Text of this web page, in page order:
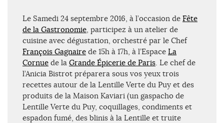
Le Samedi 24 septembre 2016, à l’occasion de Fête
de la Gastronomie , participez à un atelier de
cuisine avec dégustation, orchestré par le Chef
François Gagnaire de 15h à 17h, à l’Espace La
Cornue de la Grande Épicerie de Paris . Le chef de
l’Anicia Bistrot préparera sous vos yeux trois
recettes autour de la Lentille Verte du Puy et des
produits de la Maison Kaviari (un gaspacho de
Lentille Verte du Puy, coquillages, condiments et
espadon fumé, des blinis à la Lentille et truite